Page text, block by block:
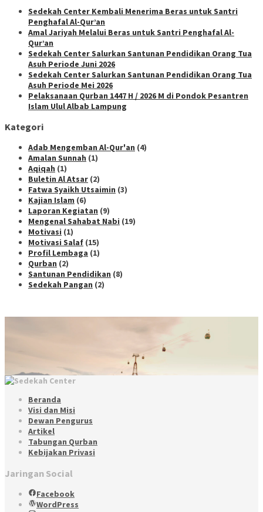
Sedekah Center Kembali Menerima Beras untuk Santri
Penghafal Al-Qur’an
Amal Jariyah Melalui Beras untuk Santri Penghafal Al-
Qur’an
Sedekah Center Salurkan Santunan Pendidikan Orang Tua
Asuh Periode Juni 2026
Sedekah Center Salurkan Santunan Pendidikan Orang Tua
Asuh Periode Mei 2026
Pelaksanaan Qurban 1447 H / 2026 M di Pondok Pesantren
Islam Ulul Albab Lampung
Kategori
Adab Mengemban Al-Qur'an (4)
Amalan Sunnah (1)
Aqiqah (1)
Buletin Al Atsar (2)
Fatwa Syaikh Utsaimin (3)
Kajian Islam (6)
Laporan Kegiatan (9)
Mengenal Sahabat Nabi (19)
Motivasi (1)
Motivasi Salaf (15)
Profil Lembaga (1)
Qurban (2)
Santunan Pendidikan (8)
Sedekah Pangan (2)
Beranda
Visi dan Misi
Dewan Pengurus
Artikel
Tabungan Qurban
Kebijakan Privasi
Jaringan Social
Facebook
WordPress